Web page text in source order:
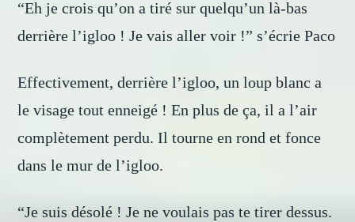
“Eh je crois qu’on a tiré sur quelqu’un là-bas
derrière l’igloo ! Je vais aller voir !” s’écrie Paco
Effectivement, derrière l’igloo, un loup blanc a
le visage tout enneigé ! En plus de ça, il a l’air
complètement perdu. Il tourne en rond et fonce
dans le mur de l’igloo.
“Je suis désolé ! Je ne voulais pas te tirer dessus.